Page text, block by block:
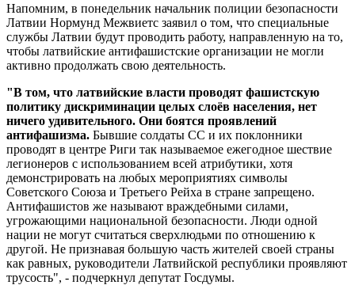
Напомним, в понедельник начальник полиции безопасности
Латвии Нормунд Межвиетс заявил о том, что специальные
службы Латвии будут проводить работу, направленную на то,
чтобы латвийские антифашистские организации не могли
активно продолжать свою деятельность.
"В том, что латвийские власти проводят фашистскую
политику дискриминации целых слоёв населения, нет
ничего удивительного. Они боятся проявлений
антифашизма. Бывшие солдаты СС и их поклонники
проводят в центре Риги так называемое ежегодное шествие
легионеров с использованием всей атрибутики, хотя
демонстрировать на любых мероприятиях символы
Советского Союза и Третьего Рейха в стране запрещено.
Антифашистов же называют враждебными силами,
угрожающими национальной безопасности. Люди одной
нации не могут считаться сверхлюдьми по отношению к
другой. Не признавая большую часть жителей своей страны
как равных, руководители Латвийской республики проявляют
трусость", - подчеркнул депутат Госдумы.